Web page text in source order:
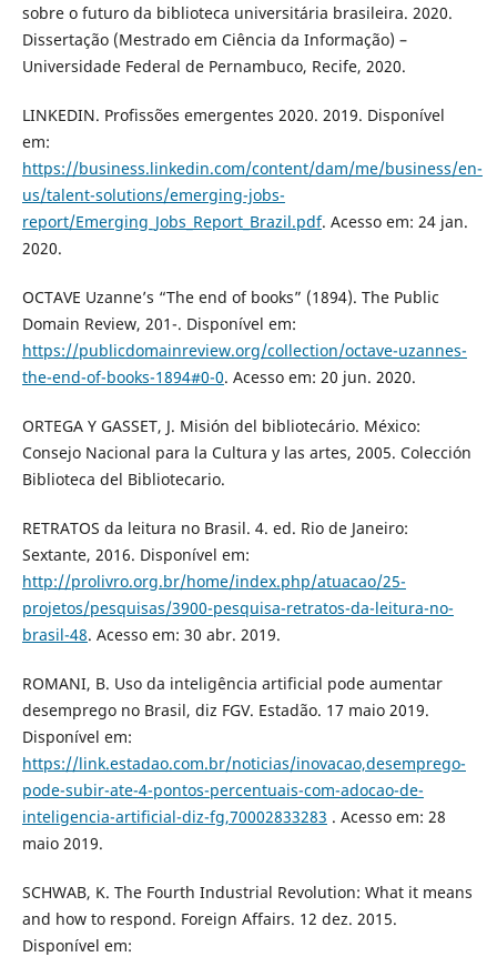
sobre o futuro da biblioteca universitária brasileira. 2020.
Dissertação (Mestrado em Ciência da Informação) –
Universidade Federal de Pernambuco, Recife, 2020.
LINKEDIN. Profissões emergentes 2020. 2019. Disponível
em:
https://business.linkedin.com/content/dam/me/business/en-
us/talent-solutions/emerging-jobs-
report/Emerging_Jobs_Report_Brazil.pdf. Acesso em: 24 jan.
2020.
OCTAVE Uzanne’s “The end of books” (1894). The Public
Domain Review, 201-. Disponível em:
https://publicdomainreview.org/collection/octave-uzannes-
the-end-of-books-1894#0-0. Acesso em: 20 jun. 2020.
ORTEGA Y GASSET, J. Misión del bibliotecário. México:
Consejo Nacional para la Cultura y las artes, 2005. Colección
Biblioteca del Bibliotecario.
RETRATOS da leitura no Brasil. 4. ed. Rio de Janeiro:
Sextante, 2016. Disponível em:
http://prolivro.org.br/home/index.php/atuacao/25-
projetos/pesquisas/3900-pesquisa-retratos-da-leitura-no-
brasil-48. Acesso em: 30 abr. 2019.
ROMANI, B. Uso da inteligência artificial pode aumentar
desemprego no Brasil, diz FGV. Estadão. 17 maio 2019.
Disponível em:
https://link.estadao.com.br/noticias/inovacao,desemprego-
pode-subir-ate-4-pontos-percentuais-com-adocao-de-
inteligencia-artificial-diz-fg,70002833283 . Acesso em: 28
maio 2019.
SCHWAB, K. The Fourth Industrial Revolution: What it means
and how to respond. Foreign Affairs. 12 dez. 2015.
Disponível em: